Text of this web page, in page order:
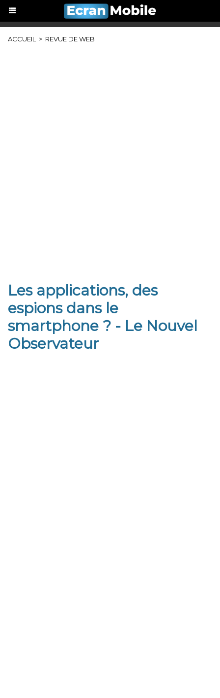
ACCUEIL > REVUE DE WEB
Les applications, des
espions dans le
smartphone ? - Le Nouvel
Observateur